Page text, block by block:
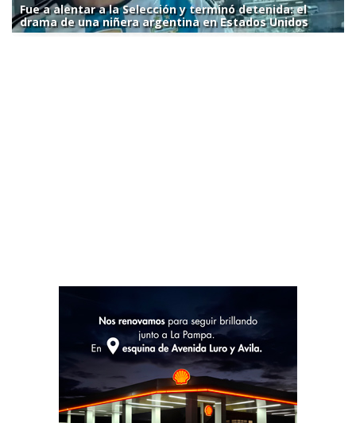
Fue a alentar a la Selección y terminó detenida: el
drama de una niñera argentina en Estados Unidos